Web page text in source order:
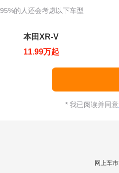
95%的人还会考虑以下车型
本田XR-V
11.99万起
* 我已阅读并同意
网上车市